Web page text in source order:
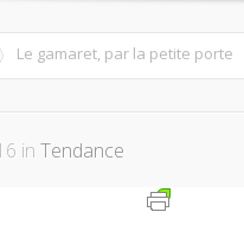
Agenda
Le gamaret, par la petite porte
in Tendance